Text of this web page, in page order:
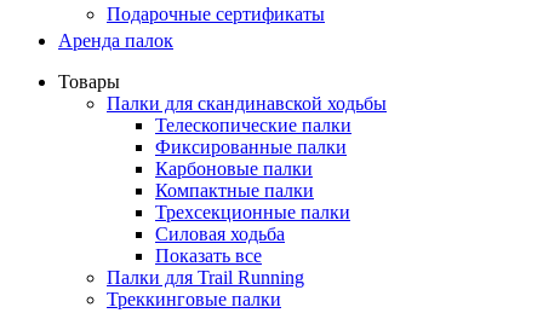
Подарочные сертификаты
Аренда палок
Товары
Палки для скандинавской ходьбы
Телескопические палки
Фиксированные палки
Карбоновые палки
Компактные палки
Трехсекционные палки
Силовая ходьба
Показать все
Палки для Trail Running
Треккинговые палки